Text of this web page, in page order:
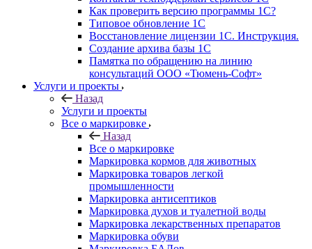
Как проверить версию программы 1С?
Типовое обновление 1С
Восстановление лицензии 1С. Инструкция.
Создание архива базы 1С
Памятка по обращению на линию
консультаций ООО «Тюмень-Софт»
Услуги и проекты
Назад
Услуги и проекты
Все о маркировке
Назад
Все о маркировке
Маркировка кормов для животных
Маркировка товаров легкой
промышленности
Маркировка антисептиков
Маркировка духов и туалетной воды
Маркировка лекарственных препаратов
Маркировка обуви